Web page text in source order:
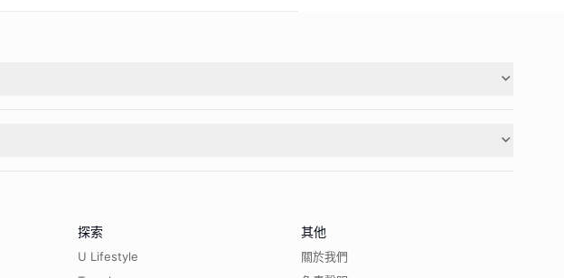
探索
U Lifestyle
其他
關於我們